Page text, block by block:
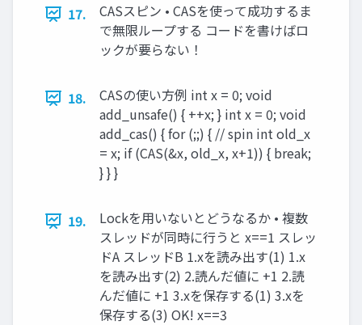
17.
CASスピン • CASを使って成功するま
で無限ループする コードを書けばロ
ックが要らない！
18.
CASの使い方例 int x = 0; void
add_unsafe() { ++x; } int x = 0; void
add_cas() { for (;;) { // spin int old_x
= x; if (CAS(&x, old_x, x+1)) { break;
} } }
19.
Lockを用いないとどうなるか • 複数
スレッドが同時に行うと x==1 スレッ
ドA スレッドB 1.xを読み出す(1) 1.x
を読み出す(2) 2.読んだ値に +1 2.読
んだ値に +1 3.xを保存する(1) 3.xを
保存する(3) OK! x==3